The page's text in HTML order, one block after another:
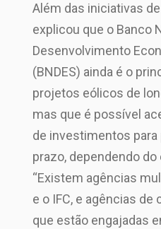
Além das iniciativas
explicou que o Banco
Desenvolvimento
(BNDES) ainda é o
projetos eólicos de
mas que é possível
de investimentos
prazo, dependendo
“Existem agências
e o IFC, e agências
que estão engajadas